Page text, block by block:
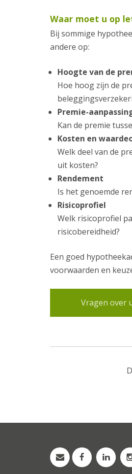
Waar moet u op
Bij sommige
andere op:
Hoogte van de
Hoe hoog zijn de
Premie-
Kan de premie
Kosten en
Welk deel van de
uit kosten?
Rendement
Is het genoemde
Risicoprofiel
Welk risicoprofiel
risicobereidheid?
Een goed
voorwaarden en
Vragen over